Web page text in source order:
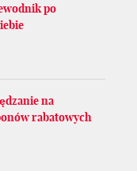
po
na
rabatowych